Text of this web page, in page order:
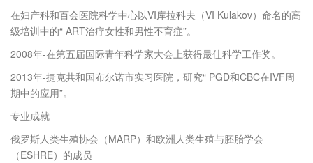
在妇产科和百会医院科学中心以VI库拉科夫（VI Kulakov）命名的高
级培训中的“ ART治疗女性和男性不育症”。
2008年-在第五届国际青年科学家大会上获得最佳科学工作奖。
2013年-捷克共和国布尔诺市实习医院，研究“ PGD和CBC在IVF周
期中的应用”。
专业成就
俄罗斯人类生殖协会（MARP）和欧洲人类生殖与胚胎学会
（ESHRE）的成员